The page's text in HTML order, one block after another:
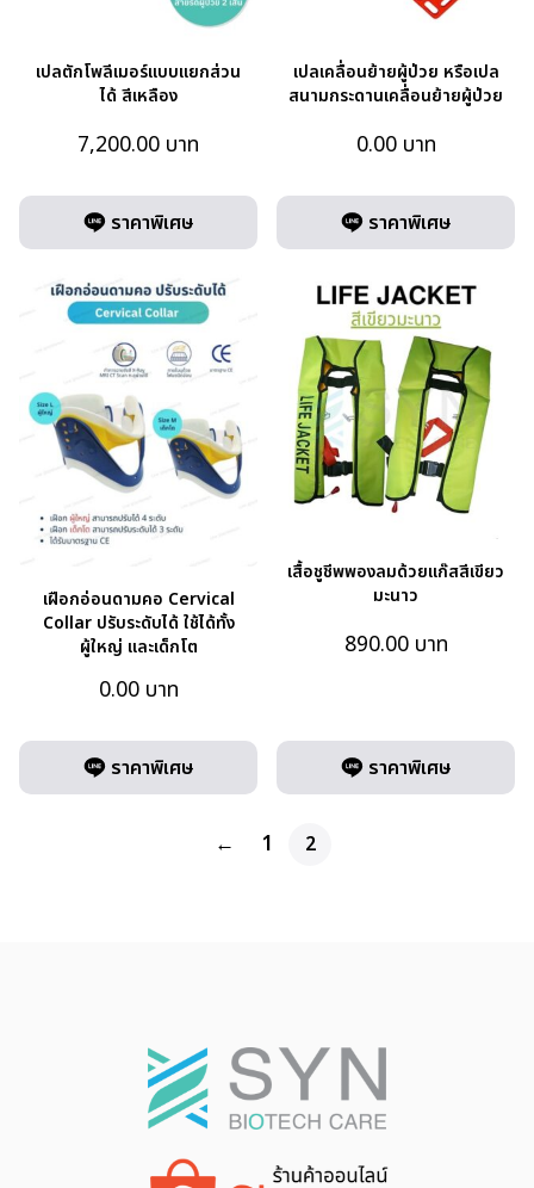
เปลตักโพลีเมอร์แบบแยกส่วน
ได้ สีเหลือง
7,200.00 บาท
ราคาพิเศษ
เปลเคลื่อนย้ายผู้ป่วย หรือเปล
สนามกระดานเคลื่อนย้ายผู้ป่วย
0.00 บาท
ราคาพิเศษ
เฝือกอ่อนดามคอ Cervical
Collar ปรับระดับได้ ใช้ได้ทั้ง
ผู้ใหญ่ และเด็กโต
0.00 บาท
ราคาพิเศษ
เสื้อชูชีพพองลมด้วยแก๊สสีเขียว
มะนาว
890.00 บาท
ราคาพิเศษ
← 1 2